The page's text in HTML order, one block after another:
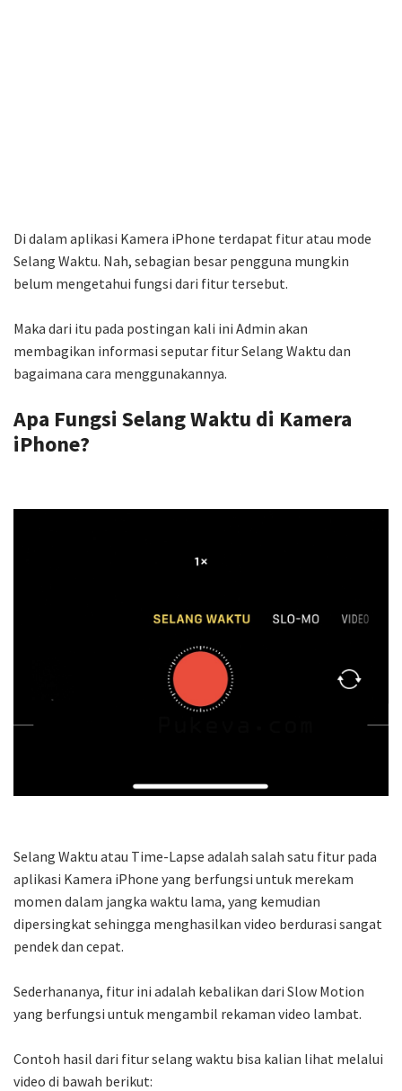
Di dalam aplikasi Kamera iPhone terdapat fitur atau mode
Selang Waktu. Nah, sebagian besar pengguna mungkin
belum mengetahui fungsi dari fitur tersebut.
Maka dari itu pada postingan kali ini Admin akan
membagikan informasi seputar fitur Selang Waktu dan
bagaimana cara menggunakannya.
Apa Fungsi Selang Waktu di Kamera
iPhone?
Selang Waktu atau Time-Lapse adalah salah satu fitur pada
aplikasi Kamera iPhone yang berfungsi untuk merekam
momen dalam jangka waktu lama, yang kemudian
dipersingkat sehingga menghasilkan video berdurasi sangat
pendek dan cepat.
Sederhananya, fitur ini adalah kebalikan dari Slow Motion
yang berfungsi untuk mengambil rekaman video lambat.
Contoh hasil dari fitur selang waktu bisa kalian lihat melalui
video di bawah berikut: